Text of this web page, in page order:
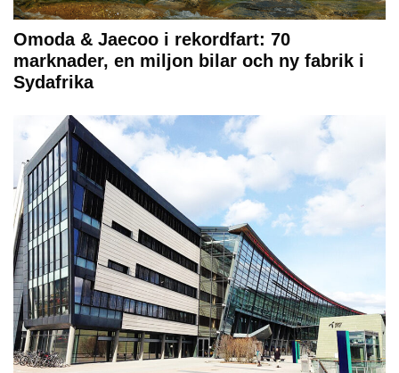
Omoda & Jaecoo i rekordfart: 70
marknader, en miljon bilar och ny fabrik i
Sydafrika